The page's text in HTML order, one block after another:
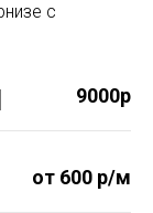
с
9000р
от 600 р/м